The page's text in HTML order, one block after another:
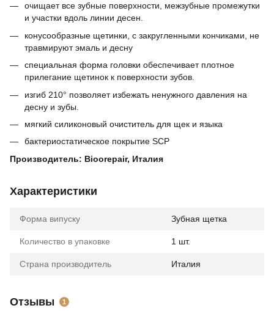
очищает все зубные поверхности, межзубные промежутки
и участки вдоль линии десен.
конусообразные щетинки, с закругленными кончиками, не
травмируют эмаль и десну
специальная форма головки обеспечивает плотное
прилегание щетинок к поверхности зубов.
изгиб 210° позволяет избежать ненужного давления на
десну и зубы.
мягкий силиконовый очиститель для щек и языка
бактериостатическое покрытие SCP
Производитель: Bioorepair, Италия
Характеристики
Форма випуску Зубная щетка
Количество в упаковке 1 шт.
Страна производитель Италия
Отзывы 1